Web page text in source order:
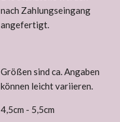
nach Zahlungseingang
angefertigt.
Größen sind ca. Angaben
können leicht variieren.
4,5cm - 5,5cm